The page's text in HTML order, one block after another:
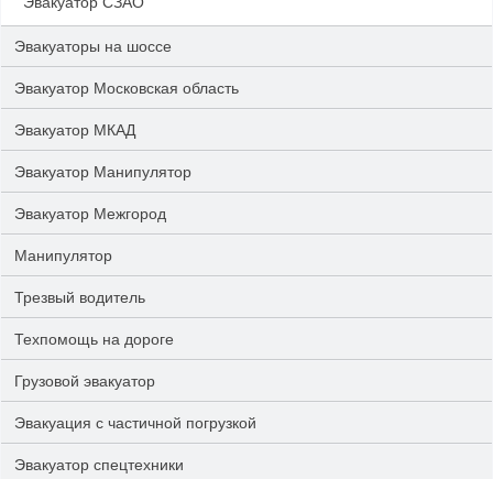
Эвакуаторы на шоссе
Эвакуатор Московская область
Эвакуатор МКАД
Эвакуатор Манипулятор
Эвакуатор Межгород
Манипулятор
Трезвый водитель
Техпомощь на дороге
Грузовой эвакуатор
Эвакуация с частичной погрузкой
Эвакуатор спецтехники